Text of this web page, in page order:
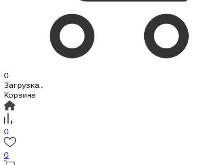
0
Загрузка...
Корзина
0
0